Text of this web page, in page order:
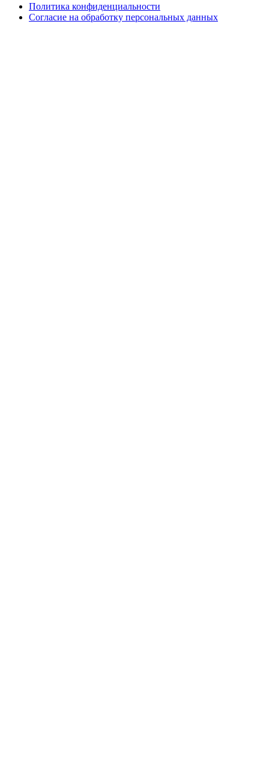
Политика конфиденциальности
Согласие на обработку персональных данных